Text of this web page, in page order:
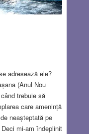
adresează ele?
(Anul Nou
trebuie să
care amenință
neașteptată pe
mi-am îndeplinit